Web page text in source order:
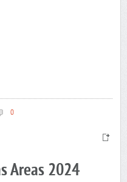
0
Areas 2024